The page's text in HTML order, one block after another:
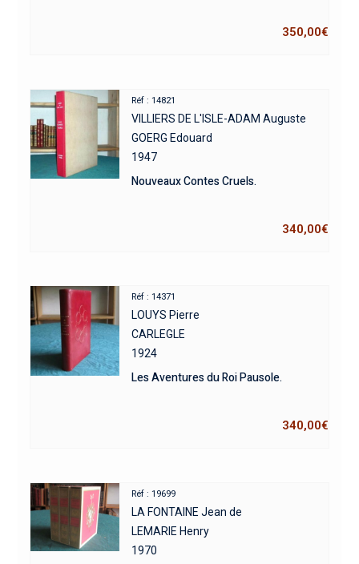
350,00€
Réf : 14821
VILLIERS DE L'ISLE-ADAM Auguste
GOERG Edouard
1947
Nouveaux Contes Cruels.
340,00€
Réf : 14371
LOUYS Pierre
CARLEGLE
1924
Les Aventures du Roi Pausole.
340,00€
Réf : 19699
LA FONTAINE Jean de
LEMARIE Henry
1970